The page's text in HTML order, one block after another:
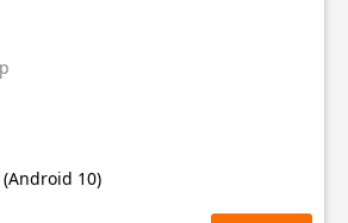
(Android 10)